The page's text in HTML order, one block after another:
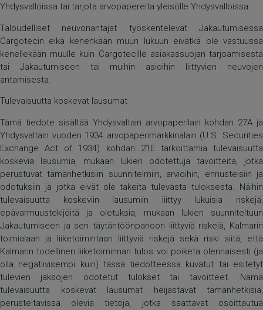
Yhdysvalloissa tai tarjota arvopapereita yleisölle Yhdysvalloissa.
Taloudelliset neuvonantajat työskentelevät Jakautumisessa
Cargotecin eikä kenenkään muun lukuun eivätkä ole vastuussa
kenellekään muulle kuin Cargotecille asiakassuojan tarjoamisesta
tai Jakautumiseen tai muihin asioihin liittyvien neuvojen
antamisesta.
Tulevaisuutta koskevat lausumat
Tämä tiedote sisältää Yhdysvaltain arvopaperilain kohdan 27A ja
Yhdysvaltain vuoden 1934 arvopaperimarkkinalain (U.S. Securities
Exchange Act of 1934) kohdan 21E tarkoittamia tulevaisuutta
koskevia lausumia, mukaan lukien odotettuja tavoitteita, jotka
perustuvat tämänhetkisiin suunnitelmiin, arvioihin, ennusteisiin ja
odotuksiin ja jotka eivät ole takeita tulevasta tuloksesta. Näihin
tulevaisuutta koskeviin lausumiin liittyy lukuisia riskejä,
epävarmuustekijöitä ja oletuksia, mukaan lukien suunniteltuun
Jakautumiseen ja sen täytäntöönpanoon liittyviä riskejä, Kalmarin
toimialaan ja liiketoimintaan liittyviä riskejä sekä riski siitä, että
Kalmarin todellinen liiketoiminnan tulos voi poiketa olennaisesti (ja
olla negatiivisempi kuin) tässä tiedotteessa kuvatut tai esitetyt
tulevien jaksojen odotetut tulokset tai tavoitteet. Nämä
tulevaisuutta koskevat lausumat heijastavat tämänhetkisiä,
perusteltavissa olevia tietoja, jotka saattavat osoittautua